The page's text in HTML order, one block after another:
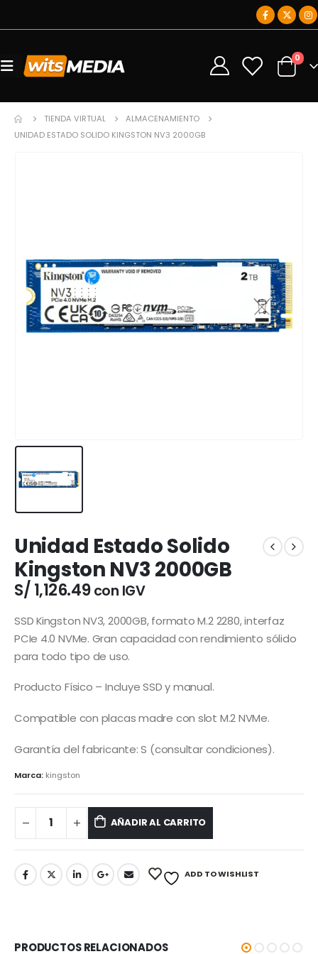
0 0
TIENDA VIRTUAL
ALMACENAMIENTO
UNIDAD ESTADO SOLIDO KINGSTON NV3 2000GB
Unidad Estado Solido
Kingston NV3 2000GB
S/ 1,126.49 con IGV
SSD Kingston NV3, 2000GB, formato M.2 2280, interfaz
PCIe 4.0 NVMe. Gran capacidad con rendimiento sólido
para todo tipo de uso.
Producto Físico – Incluye SSD y manual.
Compatible con placas madre con slot M.2 NVMe.
Garantía del fabricante: S (consultar condiciones).
Marca: kingston
AÑADIR AL CARRITO
ADD TO WISHLIST
PRODUCTOS RELACIONADOS